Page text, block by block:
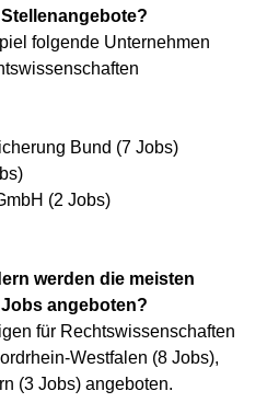
folgende Unternehmen
Bund (7 Jobs)
(2 Jobs)
werden die meisten
angeboten?
für Rechtswissenschaften
Westfalen (8 Jobs),
(3 Jobs) angeboten.